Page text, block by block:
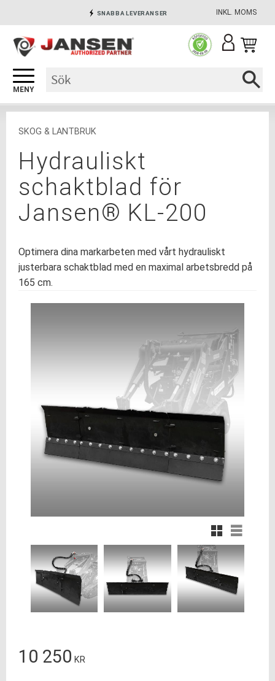
Meny
INKL. MOMS
SNABBA LEVERANSER
SÄKRA BETALNINGAR
SKOG & LANTBRUK
Hydrauliskt
schaktblad för
Jansen® KL-200
Optimera dina markarbeten med vårt hydrauliskt
justerbara schaktblad med en maximal arbetsbredd på
165 cm.
Rutnätsvy
Listvy
10 250 KR